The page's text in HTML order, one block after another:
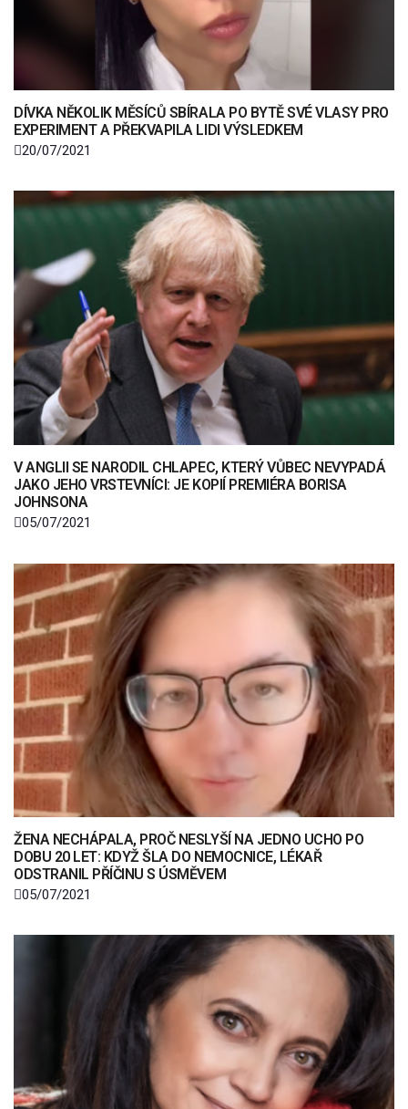
DÍVKA NĚKOLIK MĚSÍCŮ SBÍRALA PO BYTĚ SVÉ VLASY PRO
EXPERIMENT A PŘEKVAPILA LIDI VÝSLEDKEM
20/07/2021
V ANGLII SE NARODIL CHLAPEC, KTERÝ VŮBEC NEVYPADÁ
JAKO JEHO VRSTEVNÍCI: JE KOPIÍ PREMIÉRA BORISA
JOHNSONA
05/07/2021
ŽENA NECHÁPALA, PROČ NESLYŠÍ NA JEDNO UCHO PO
DOBU 20 LET: KDYŽ ŠLA DO NEMOCNICE, LÉKAŘ
ODSTRANIL PŘÍČINU S ÚSMĚVEM
05/07/2021